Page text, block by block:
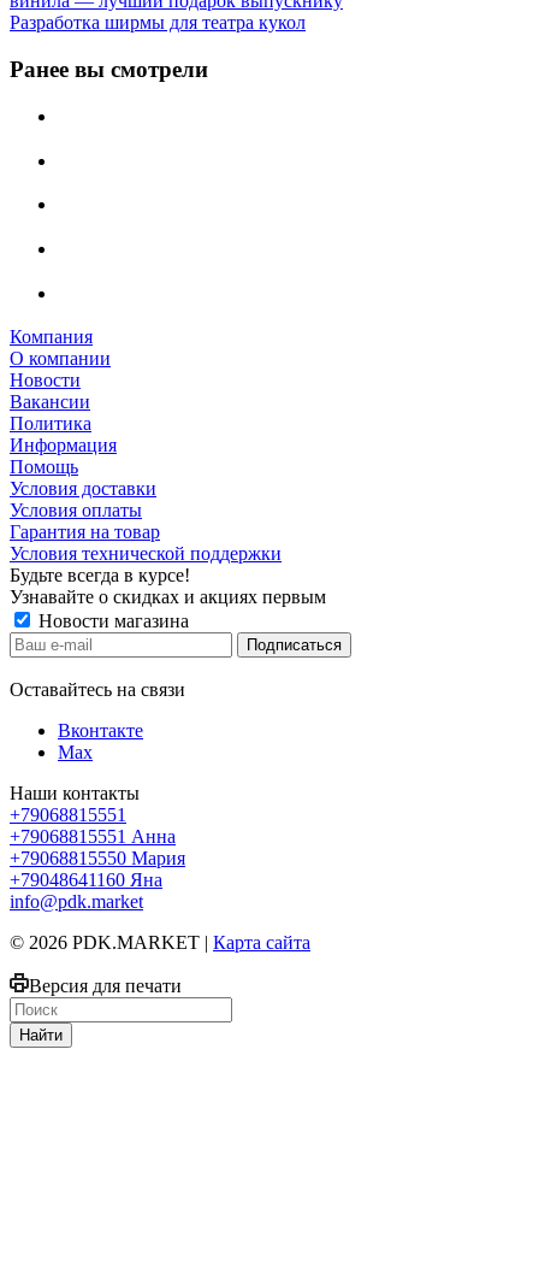
Разработка ширмы для театра кукол
Ранее вы смотрели
Компания
О компании
Новости
Вакансии
Политика
Информация
Помощь
Условия доставки
Условия оплаты
Гарантия на товар
Условия технической поддержки
Будьте всегда в курсе!
Узнавайте о скидках и акциях первым
Новости магазина
Оставайтесь на связи
Вконтакте
Max
Наши контакты
+79068815551
+79068815551 Анна
+79068815550 Мария
+79048641160 Яна
info@pdk.market
© 2026 PDK.MARKET | Карта сайта
Версия для печати
Найти